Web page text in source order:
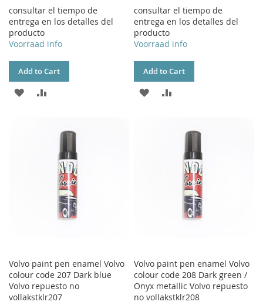
consultar el tiempo de
entrega en los detalles del
producto
Voorraad info
Add to Cart
ADD
COMPARE
consultar el tiempo de
entrega en los detalles del
producto
Voorraad info
Add to Cart
ADD
COMPARE
Volvo paint pen enamel Volvo
colour code 207 Dark blue
Volvo repuesto no
vollakstklr207
Volvo paint pen enamel Volvo
colour code 208 Dark green /
Onyx metallic Volvo repuesto
no vollakstklr208